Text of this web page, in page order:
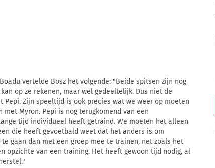
vertelde Bosz het volgende: "Beide spitsen zijn nog
op ze rekenen, maar wel gedeeltelijk. Dus niet de
Zijn speeltijd is ook precies wat we weer op moeten
Myron. Pepi is nog terugkomend van een
tijd individueel heeft getraind. We moeten het alleen
die heeft gevoetbald weet dat het anders is om
gaan dan met een groep mee te trainen, net zoals het
opzichte van een training. Het heeft gewoon tijd nodig, al